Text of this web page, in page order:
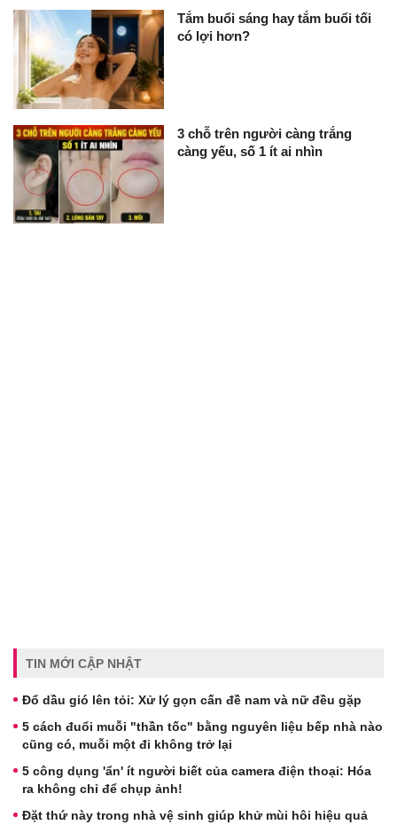
Tắm buổi sáng hay tắm buổi tối
có lợi hơn?
3 chỗ trên người càng trắng
càng yếu, số 1 ít ai nhìn
TIN MỚI CẬP NHẬT
Đổ dầu gió lên tỏi: Xử lý gọn cấn đề nam và nữ đều gặp
5 cách đuổi muỗi "thần tốc" bằng nguyên liệu bếp nhà nào
cũng có, muỗi một đi không trở lại
5 công dụng 'ẩn' ít người biết của camera điện thoại: Hóa
ra không chỉ để chụp ảnh!
Đặt thứ này trong nhà vệ sinh giúp khử mùi hôi hiệu quả